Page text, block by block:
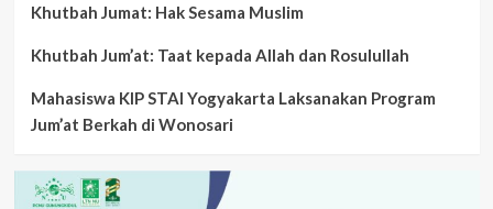
Khutbah Jumat: Hak Sesama Muslim
Khutbah Jum’at: Taat kepada Allah dan Rosulullah
Mahasiswa KIP STAI Yogyakarta Laksanakan Program
Jum’at Berkah di Wonosari